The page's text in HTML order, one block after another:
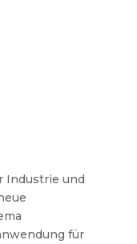
Industrie und
für